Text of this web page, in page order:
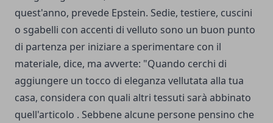
quest'anno, prevede Epstein. Sedie, testiere, cuscini
o sgabelli con accenti di velluto sono un buon punto
di partenza per iniziare a sperimentare con il
materiale, dice, ma avverte: "Quando cerchi di
aggiungere un tocco di eleganza vellutata alla tua
casa, considera con quali altri tessuti sarà abbinato
quell'articolo . Sebbene alcune persone pensino che